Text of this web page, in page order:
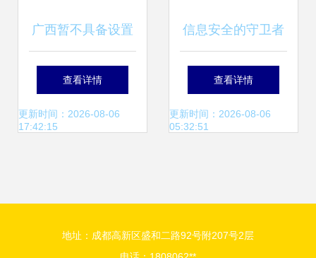
广西暂不具备设置
互联网医院基本条
件，已设置者需撤
查看详情
更新时间：2026-08-06
17:42:15
信息安全的守卫者
量子加密技术与互
联网信息技术服务
查看详情
更新时间：2026-08-06
05:32:51
地址：成都高新区盛和二路92号附207号2层